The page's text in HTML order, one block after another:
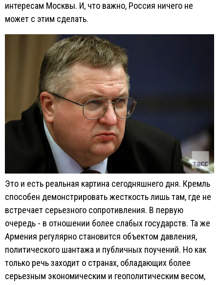
интересам Москвы. И, что важно, Россия ничего не
может с этим сделать.
Это и есть реальная картина сегодняшнего дня. Кремль
способен демонстрировать жесткость лишь там, где не
встречает серьезного сопротивления. В первую
очередь - в отношении более слабых государств. Та же
Армения регулярно становится объектом давления,
политического шантажа и публичных поучений. Но как
только речь заходит о странах, обладающих более
серьезным экономическим и геополитическим весом,